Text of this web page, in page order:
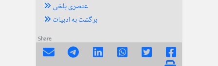
عنصری بلخی
برگشت به ادبیات
Share